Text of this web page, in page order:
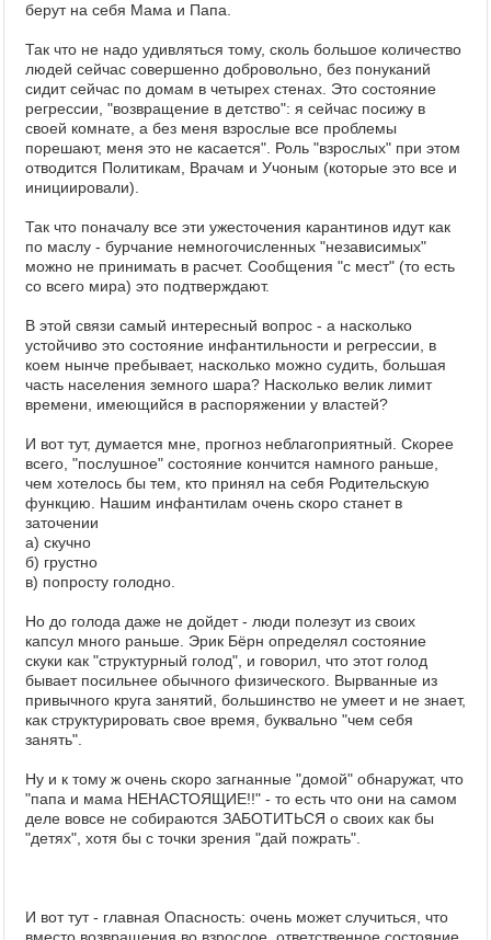
берут на себя Мама и Папа.
Так что не надо удивляться тому, сколь большое количество
людей сейчас совершенно добровольно, без понуканий
сидит сейчас по домам в четырех стенах. Это состояние
регрессии, "возвращение в детство": я сейчас посижу в
своей комнате, а без меня взрослые все проблемы
порешают, меня это не касается". Роль "взрослых" при этом
отводится Политикам, Врачам и Учоным (которые это все и
инициировали).
Так что поначалу все эти ужесточения карантинов идут как
по маслу - бурчание немногочисленных "независимых"
можно не принимать в расчет. Сообщения "с мест" (то есть
со всего мира) это подтверждают.
В этой связи самый интересный вопрос - а насколько
устойчиво это состояние инфантильности и регрессии, в
коем нынче пребывает, насколько можно судить, большая
часть населения земного шара? Насколько велик лимит
времени, имеющийся в распоряжении у властей?
И вот тут, думается мне, прогноз неблагоприятный. Скорее
всего, "послушное" состояние кончится намного раньше,
чем хотелось бы тем, кто принял на себя Родительскую
функцию. Нашим инфантилам очень скоро станет в
заточении
а) скучно
б) грустно
в) попросту голодно.
Но до голода даже не дойдет - люди полезут из своих
капсул много раньше. Эрик Бёрн определял состояние
скуки как "структурный голод", и говорил, что этот голод
бывает посильнее обычного физического. Вырванные из
привычного круга занятий, большинство не умеет и не знает,
как структурировать свое время, буквально "чем себя
занять".
Ну и к тому ж очень скоро загнанные "домой" обнаружат, что
"папа и мама НЕНАСТОЯЩИЕ!!" - то есть что они на самом
деле вовсе не собираются ЗАБОТИТЬСЯ о своих как бы
"детях", хотя бы с точки зрения "дай пожрать".
И вот тут - главная Опасность: очень может случиться, что